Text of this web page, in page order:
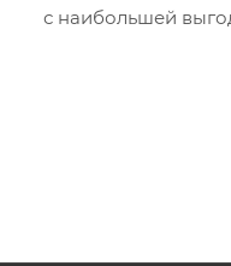
с наибольшей